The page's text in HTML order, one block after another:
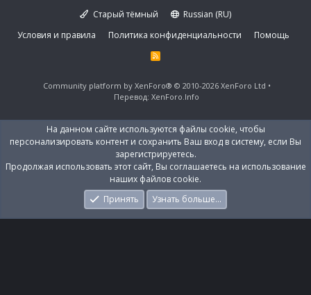
Старый тёмный
Russian (RU)
Условия и правила
Политика конфиденциальности Помощь
R
S
Community platform by XenForo® © 2010-2026 XenForo Ltd
Перевод: XenForo.Info
На данном сайте используются файлы cookie, чтобы
персонализировать контент и сохранить Ваш вход в систему, если Вы
зарегистрируетесь.
Продолжая использовать этот сайт, Вы соглашаетесь на использование
наших файлов cookie.
Принять
Узнать больше…